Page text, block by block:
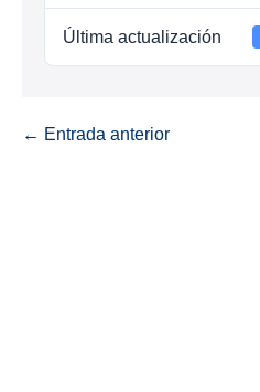
Última actualización
← Entrada anterior